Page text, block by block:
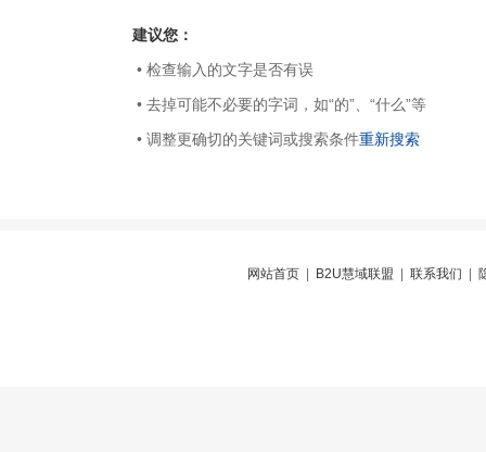
建议您：
• 检查输入的文字是否有误
• 去掉可能不必要的字词，如“的”、“什么”等
• 调整更确切的关键词或搜索条件重新搜索
网站首页| B2U慧域联盟 联系我们